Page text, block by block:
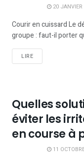
20 JANVIER
Courir en cuissard Le
groupe : faut-il porter
LIRE
Quelles
éviter les
en course à
11